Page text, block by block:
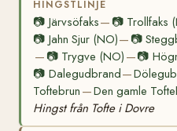
HINGSTLINJE
📷 Järvsöfaks— 📷 Trollfaks
📷 Jahn Sjur (NO)— 📷
— 📷 Trygve (NO) —📷
📷 Dalegudbrand—
Toftebrun —Den gamle
Hingst från Tofte i Dovre